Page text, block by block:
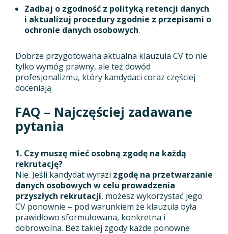
Zadbaj o zgodność z polityką retencji danych
i aktualizuj procedury zgodnie z przepisami o
ochronie danych osobowych.
Dobrze przygotowana aktualna klauzula CV to nie
tylko wymóg prawny, ale też dowód
profesjonalizmu, który kandydaci coraz częściej
doceniają.
FAQ – Najczęściej zadawane
pytania
1. Czy muszę mieć osobną zgodę na każdą
rekrutację?
Nie. Jeśli kandydat wyrazi zgodę na przetwarzanie
danych osobowych w celu prowadzenia
przyszłych rekrutacji, możesz wykorzystać jego
CV ponownie – pod warunkiem że klauzula była
prawidłowo sformułowana, konkretna i
dobrowolna. Bez takiej zgody każde ponowne